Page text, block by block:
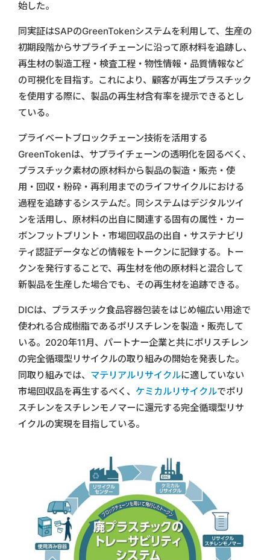
始した。
同実証はSAPのGreenTokenシステムを利用して、生産の
初期段階からサプライチェーンに沿って原材料を追跡し、
再生材の製造工程・検査工程・物性情報・品質情報など
の可視化を目指す。これにより、顧客が再生プラスチック
を使用する際に、製品の再生材含有率を提示できるとし
ている。
プライベートブロックチェーン技術を活用する
GreenTokenは、サプライチェーンの透明化を図るべく、
プラスチック素材の原材料から製品の製造・販売・使
用・回収・粉砕・再利用までのライフサイクルにおける
過程を追跡するシステムだ。同システムはデジタルツイ
ンを活用し、原材料の出自に関連する固有の属性・カー
ボンフットプリント・市場回収品の出自・サステナビリ
ティ認証データなどの情報をトークンに記録する。トー
クンを発行することで、再生材を他の原材料と混合して
新製品を生産した場合でも、その再生材を追跡できる。
DICは、プラスチック食品容器包装をはじめ幅広い用途で
使われる合成樹脂であるポリスチレンを製造・販売して
いる。2020年11月、パートナー企業と共にポリスチレン
の完全循環型リサイクルの取り組みの開始を発表した。
同取り組みでは、 マテリアルリサイクルに適していない
市場回収品を再生するべく、 ケミカルリサイクルでポリ
スチレンをスチレンモノマーに還元する完全循環型リサ
イクルの実現を目指している。